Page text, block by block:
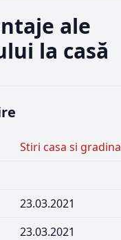
ale
la casă
Stiri casa si gradina
23.03.2021
23.03.2021